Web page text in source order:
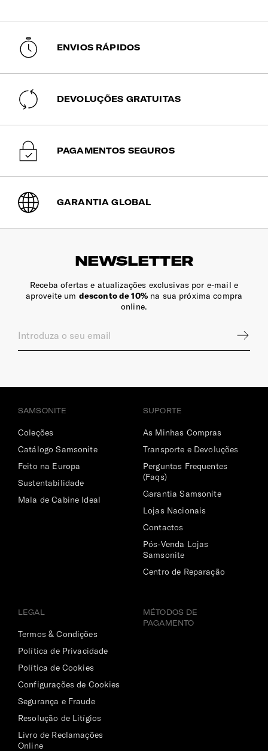
ENVIOS RÁPIDOS
DEVOLUÇÕES GRATUITAS
PAGAMENTOS SEGUROS
GARANTIA GLOBAL
NEWSLETTER
Receba ofertas e atualizações exclusivas por e-mail e
aproveite um desconto de 10%na sua próxima compra
online.
SAMSONITE
Coleções
Catálogo Samsonite
Feito na Europa
Sustentabilidade
Mala de Cabine Ideal
SUPORTE
As Minhas Compras
Transporte e Devoluções
Perguntas Frequentes
(Faqs)
Garantia Samsonite
Lojas Nacionais
Contactos
Pós-Venda Lojas
Samsonite
Centro de Reparação
LEGAL
Termos & Condições
Política de Privacidade
Política de Cookies
Configurações de Cookies
Segurança e Fraude
Resolução de Litígios
Livro de Reclamações
Online
MÉTODOS DE
PAGAMENTO